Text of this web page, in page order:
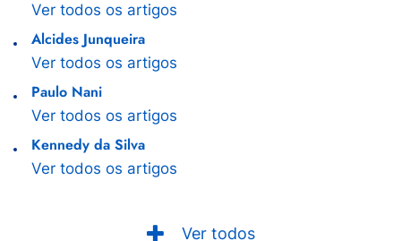
Ver todos os artigos
Alcides Junqueira
Ver todos os artigos
Paulo Nani
Ver todos os artigos
Kennedy da Silva
Ver todos os artigos
Ver todos